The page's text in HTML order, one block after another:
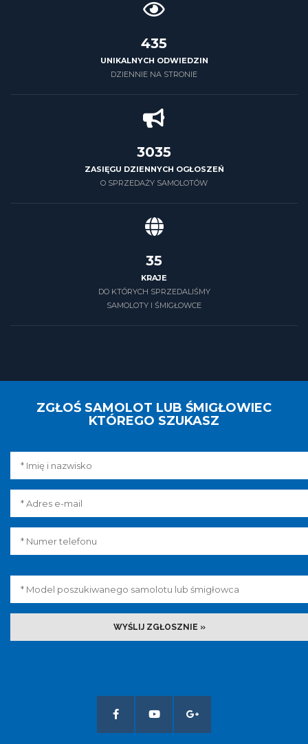
500
UNIKALNYCH ODWIEDZIN
DZIENNIE NA STRONIE
3500
ZASIĘGU DZIENNYCH OGŁOSZEŃ
O SPRZEDAŻY SAMOLOTÓW
39
KRAJE
DO KTÓRYCH SPRZEDALIŚMY
SAMOLOTY I ŚMIGŁOWCE
ZGŁOŚ SAMOLOT LUB ŚMIGŁOWIEC
KTÓREGO SZUKASZ
WYŚLIJ ZGŁOSZNIE »